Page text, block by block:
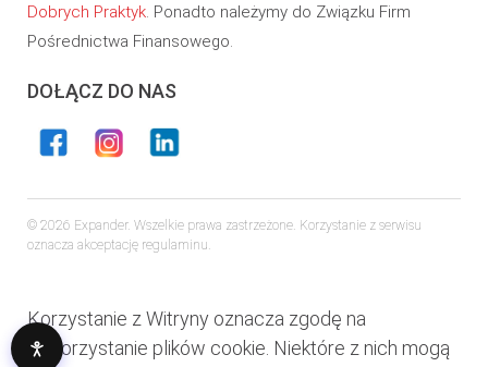
Dobrych Praktyk. Ponadto należymy do Związku Firm
Pośrednictwa Finansowego.
DOŁĄCZ DO NAS
© 2026 Expander. Wszelkie prawa zastrzeżone. Korzystanie z serwisu
oznacza akceptację regulaminu.
Korzystanie z Witryny oznacza zgodę na
wykorzystanie plików cookie. Niektóre z nich mogą